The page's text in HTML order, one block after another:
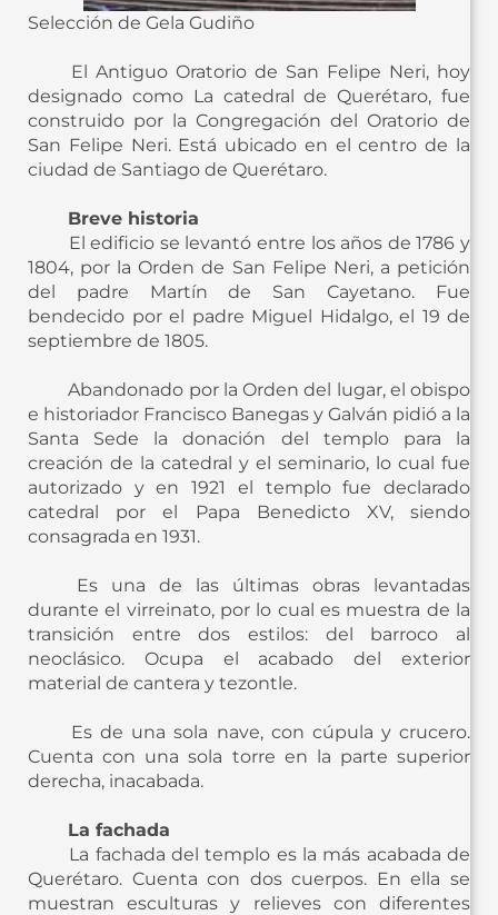
Selección de Gela Gudiño
El Antiguo Oratorio de San Felipe Neri, hoy
designado como La catedral de Querétaro, fue
construido por la Congregación del Oratorio de
San Felipe Neri. Está ubicado en el centro de la
ciudad de Santiago de Querétaro.
Breve historia
El edificio se levantó entre los años de 1786 y
1804, por la Orden de San Felipe Neri, a petición
del padre Martín de San Cayetano. Fue
bendecido por el padre Miguel Hidalgo, el 19 de
septiembre de 1805.
Abandonado por la Orden del lugar, el obispo
e historiador Francisco Banegas y Galván pidió a la
Santa Sede la donación del templo para la
creación de la catedral y el seminario, lo cual fue
autorizado y en 1921 el templo fue declarado
catedral por el Papa Benedicto XV, siendo
consagrada en 1931.
Es una de las últimas obras levantadas
durante el virreinato, por lo cual es muestra de la
transición entre dos estilos: del barroco al
neoclásico. Ocupa el acabado del exterior
material de cantera y tezontle.
Es de una sola nave, con cúpula y crucero.
Cuenta con una sola torre en la parte superior
derecha, inacabada.
La fachada
La fachada del templo es la más acabada de
Querétaro. Cuenta con dos cuerpos. En ella se
muestran esculturas y relieves con diferentes